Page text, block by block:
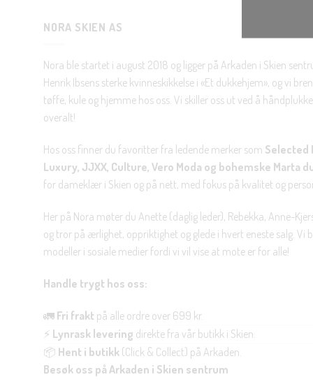
NORA SKIEN AS
Nora ble startet i august 2018 og ligger på Arkaden i Skien
Henrik Ibsens sterke kvinneskikkelse i «Et dukkehjem», og vi
tøffe, kule og hjemme hos oss. Vi skiller oss ut ved å
overalt!
Hos oss finner du favoritter fra ledende merker som Selected
Luxury, JJXX, Culture, Vero Moda og bohemske Marta
for dameklær i Skien og på nett, med fokus på kvalitet og
Her på Nora møter du Anette (daglig leder), Rebekka, Anne-
og tror på ærlighet, oppriktighet og glede i hvert eneste salg. Vi
modeller i sosiale medier fordi vi vil vise at mote er for alle!
Handle trygt hos oss:
🚛 Fri frakt på alle ordre over 699 kr.
⚡ Lynrask levering direkte fra vår butikk i Skien.
📦 Hent i butikk (Click & Collect) på Arkaden.
Besøk oss på Arkaden i Skien sentrum